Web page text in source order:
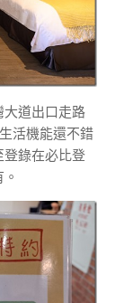
道出口走路
活機能還不錯
錄在必比登